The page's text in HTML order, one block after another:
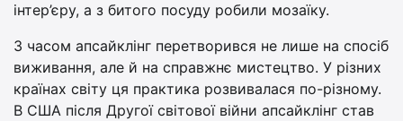
інтер’єру, а з битого посуду робили мозаїку.
З часом апсайклінг перетворився не лише на спосіб
виживання, але й на справжнє мистецтво. У різних
країнах світу ця практика розвивалася по-різному.
В США після Другої світової війни апсайклінг став